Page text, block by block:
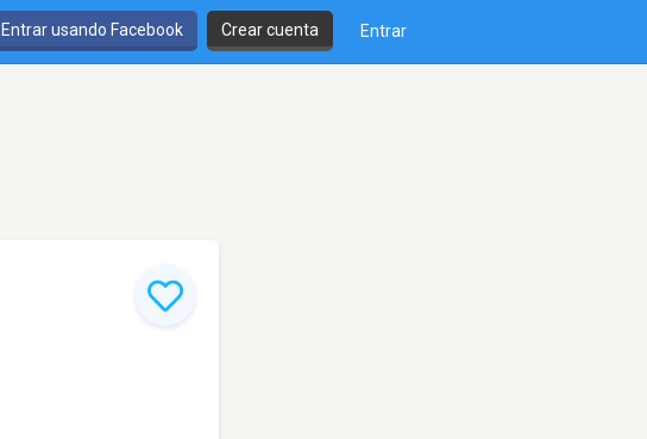
Entrar usando Facebook Crear cuenta Entrar